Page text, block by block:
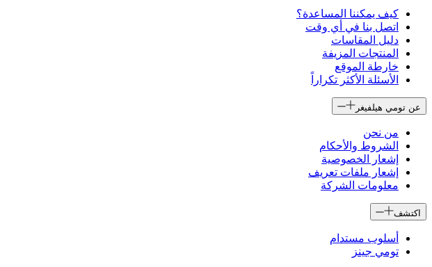
كيف يمكننا المساعدة؟
اتصل بنا في أي وقت
دليل المقاسات
المنتجات المزيفة
خارطة الموقع
الأسئلة الأكثر تكراراً
عن تومي هيلفيغر
من نحن
الشروط والأحكام
إشعار الخصوصية
إشعار ملفات تعريف
معلومات الشركة
اكتشف
أسلوب مستدام
تومي جينز